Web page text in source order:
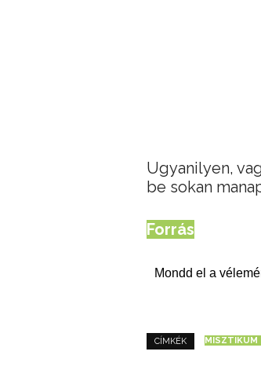
Ugyanilyen,
be sokan
Forrás
Mondd el a
CÍMKÉK MISZTIKUM